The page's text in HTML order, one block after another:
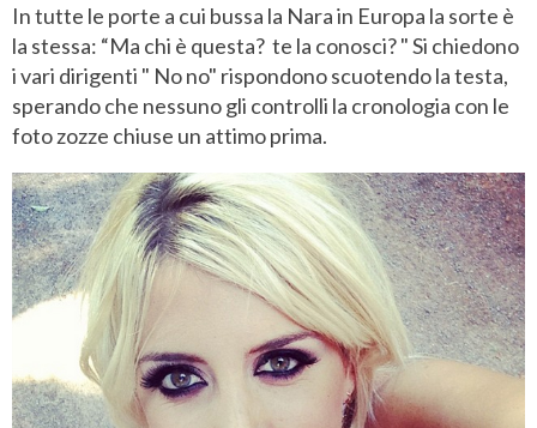
In tutte le porte a cui bussa la Nara in Europa la sorte è
la stessa: “Ma chi è questa? te la conosci? " Si chiedono
i vari dirigenti " No no" rispondono scuotendo la testa,
sperando che nessuno gli controlli la cronologia con le
foto zozze chiuse un attimo prima.